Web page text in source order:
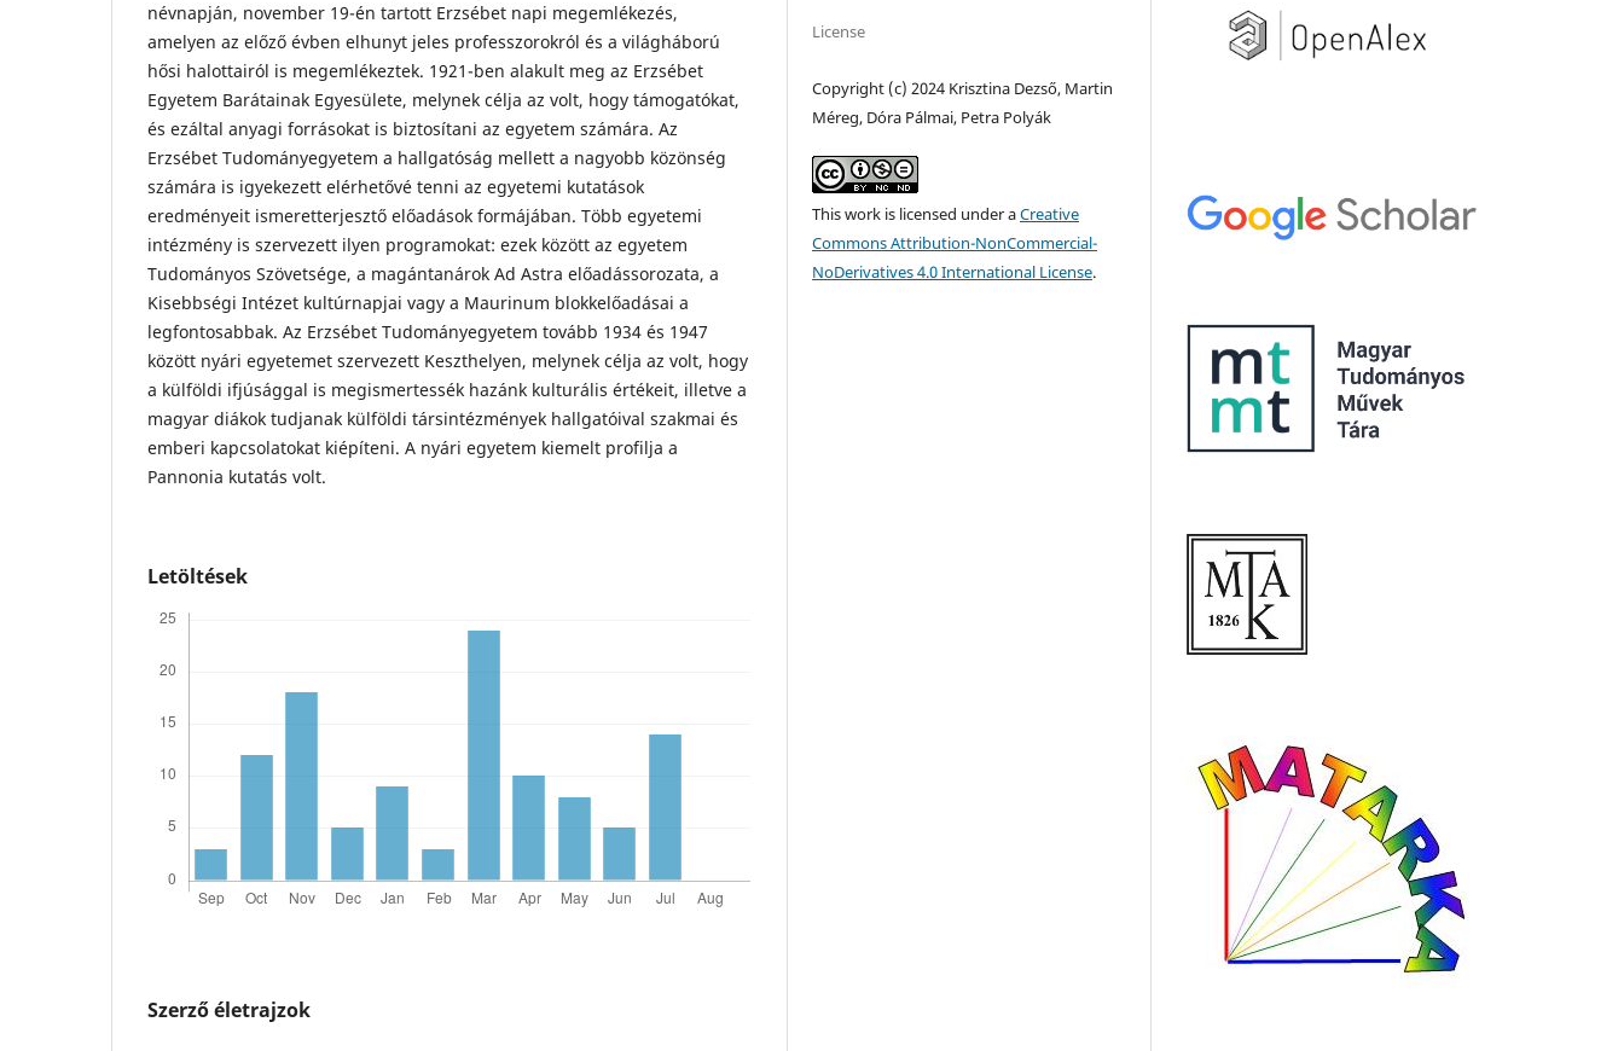
névnapján, november 19-én tartott Erzsébet napi megemlékezés,
amelyen az előző évben elhunyt jeles professzorokról és a világháború
hősi halottairól is megemlékeztek. 1921-ben alakult meg az Erzsébet
Egyetem Barátainak Egyesülete, melynek célja az volt, hogy támogatókat,
és ezáltal anyagi forrásokat is biztosítani az egyetem számára. Az
Erzsébet Tudományegyetem a hallgatóság mellett a nagyobb közönség
számára is igyekezett elérhetővé tenni az egyetemi kutatások
eredményeit ismeretterjesztő előadások formájában. Több egyetemi
intézmény is szervezett ilyen programokat: ezek között az egyetem
Tudományos Szövetsége, a magántanárok Ad Astra előadássorozata, a
Kisebbségi Intézet kultúrnapjai vagy a Maurinum blokkelőadásai a
legfontosabbak. Az Erzsébet Tudományegyetem tovább 1934 és 1947
között nyári egyetemet szervezett Keszthelyen, melynek célja az volt, hogy
a külföldi ifjúsággal is megismertessék hazánk kulturális értékeit, illetve a
magyar diákok tudjanak külföldi társintézmények hallgatóival szakmai és
emberi kapcsolatokat kiépíteni. A nyári egyetem kiemelt profilja a
Pannonia kutatás volt.
Letöltések
Szerző életrajzok
License
Copyright (c) 2024 Krisztina Dezső, Martin
Méreg, Dóra Pálmai, Petra Polyák
This work is licensed under aCreative
Commons Attribution-NonCommercial-
NoDerivatives 4.0 International License.